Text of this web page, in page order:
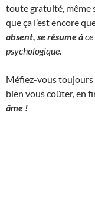
toute gratuité, même
que ça l’est encore
absent, se résume à
psychologique
Méfiez-vous toujours
bien vous coûter, en
âme !